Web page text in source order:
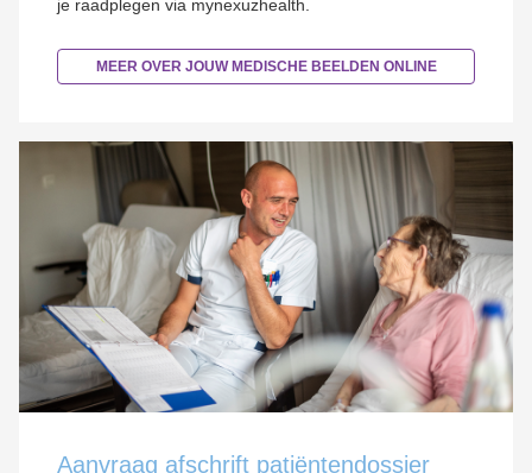
je raadplegen via mynexuzhealth.
MEER OVER JOUW MEDISCHE BEELDEN ONLINE
Aanvraag afschrift patiëntendossier